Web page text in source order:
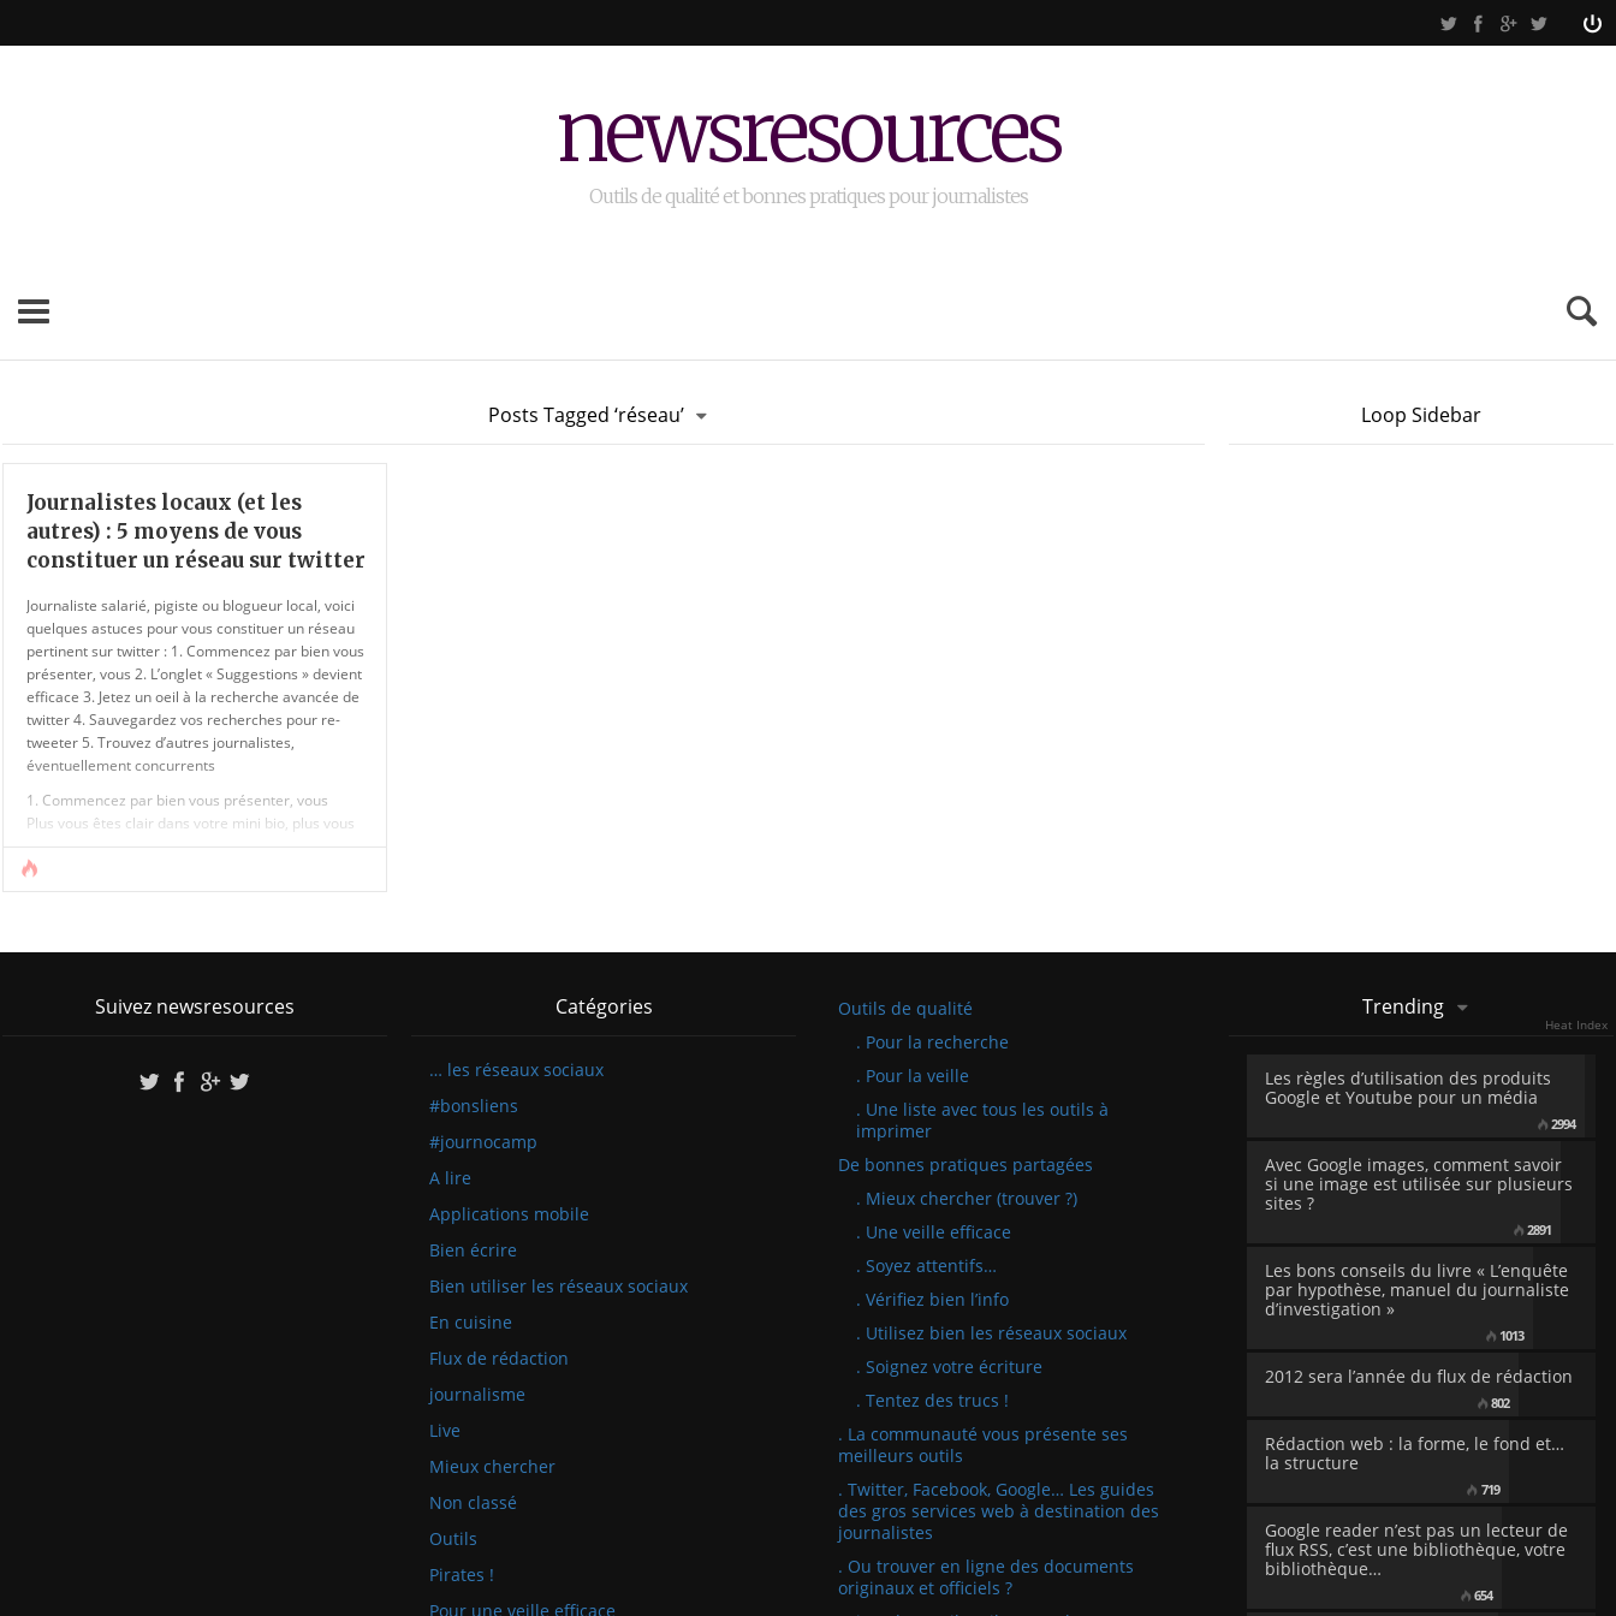
newsresources
Outils de qualité et bonnes pratiques pour journalistes
Posts Tagged ‘réseau’
Journalistes locaux (et les
autres) : 5 moyens de vous
constituer un réseau sur twitter
Journaliste salarié, pigiste ou blogueur local, voici
quelques astuces pour vous constituer un réseau
pertinent sur twitter : 1. Commencez par bien vous
présenter, vous 2. L’onglet « Suggestions » devient
efficace 3. Jetez un oeil à la recherche avancée de
twitter 4. Sauvegardez vos recherches pour re-
tweeter 5. Trouvez d’autres journalistes,
éventuellement concurrents
1. Commencez par bien vous présenter, vous
Plus vous êtes clair dans votre mini bio, plus vous
serez recommandable. Il est bien plus efficace
d’indiquer « Journaliste pour @Courrier_picard sur
#Amiens » que « Journaliste gonzo à la recherche
Ce n’est pas [...]
Loop Sidebar
Suivez newsresources Catégories
… les réseaux sociaux
#bonsliens
#journocamp
A lire
Applications mobile
Bien écrire
Bien utiliser les réseaux sociaux
En cuisine
Flux de rédaction
journalisme
Live
Mieux chercher
Non classé
Outils
Pirates !
Pour une veille efficace
Outils de qualité
. Pour la recherche
. Pour la veille
. Une liste avec tous les outils à
imprimer
De bonnes pratiques partagées
. Mieux chercher (trouver ?)
. Une veille efficace
. Soyez attentifs…
. Vérifiez bien l’info
. Utilisez bien les réseaux sociaux
. Soignez votre écriture
. Tentez des trucs !
. La communauté vous présente ses
meilleurs outils
. Twitter, Facebook, Google… Les guides
des gros services web à destination des
journalistes
. Ou trouver en ligne des documents
originaux et officiels ?
Trending
Heat Index
Les règles d’utilisation des produits
Google et Youtube pour un média
2994
Avec Google images, comment savoir
si une image est utilisée sur plusieurs
sites ?
2891
Les bons conseils du livre « L’enquête
par hypothèse, manuel du journaliste
d’investigation »
1013
2012 sera l’année du flux de rédaction
802
Rédaction web : la forme, le fond et…
la structure
719
Google reader n’est pas un lecteur de
flux RSS, c’est une bibliothèque, votre
bibliothèque…
654